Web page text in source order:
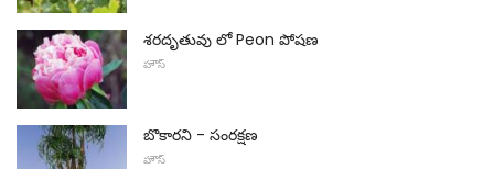
శరదృతువు లో Peon పోషణ
హౌస్
బొకారని - సంరక్షణ
హౌస్